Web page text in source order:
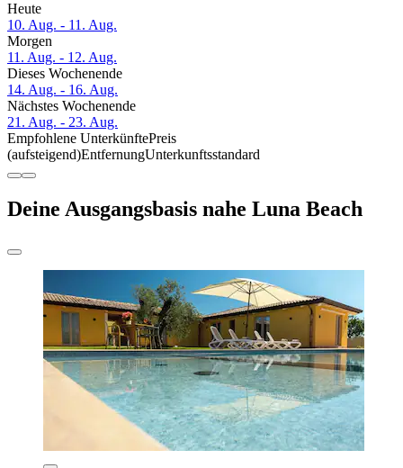
Heute
10. Aug. - 11. Aug.
Morgen
11. Aug. - 12. Aug.
Dieses Wochenende
14. Aug. - 16. Aug.
Nächstes Wochenende
21. Aug. - 23. Aug.
Empfohlene UnterkünftePreis
(aufsteigend)EntfernungUnterkunftsstandard
Deine Ausgangsbasis nahe Luna Beach